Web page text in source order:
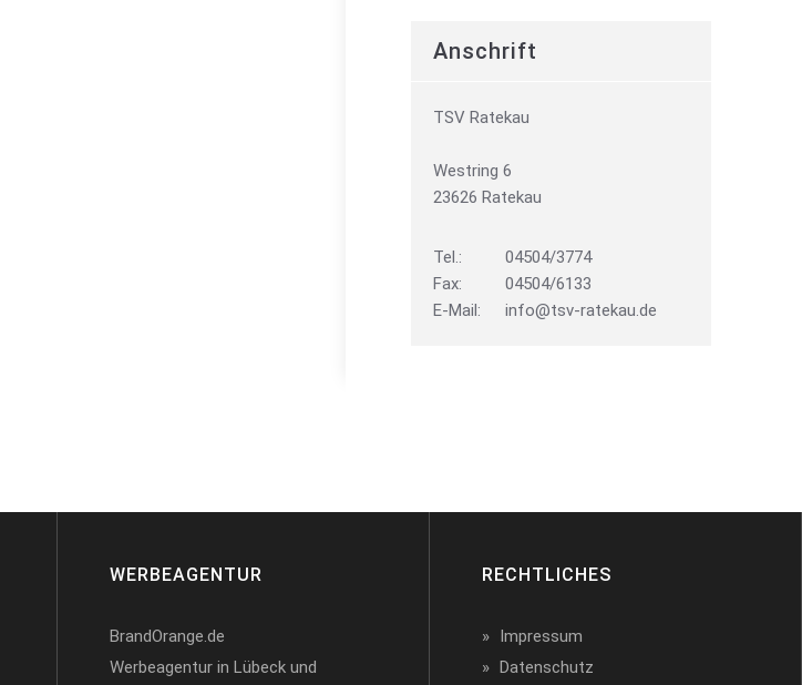
Anschrift
TSV Ratekau
Westring 6
23626 Ratekau
Tel.:
04504/3774
Fax:
04504/6133
E-Mail:
info@tsv-ratekau.de
WERBEAGENTUR
BrandOrange.de
Werbeagentur in Lübeck und
RECHTLICHES
Impressum
Datenschutz